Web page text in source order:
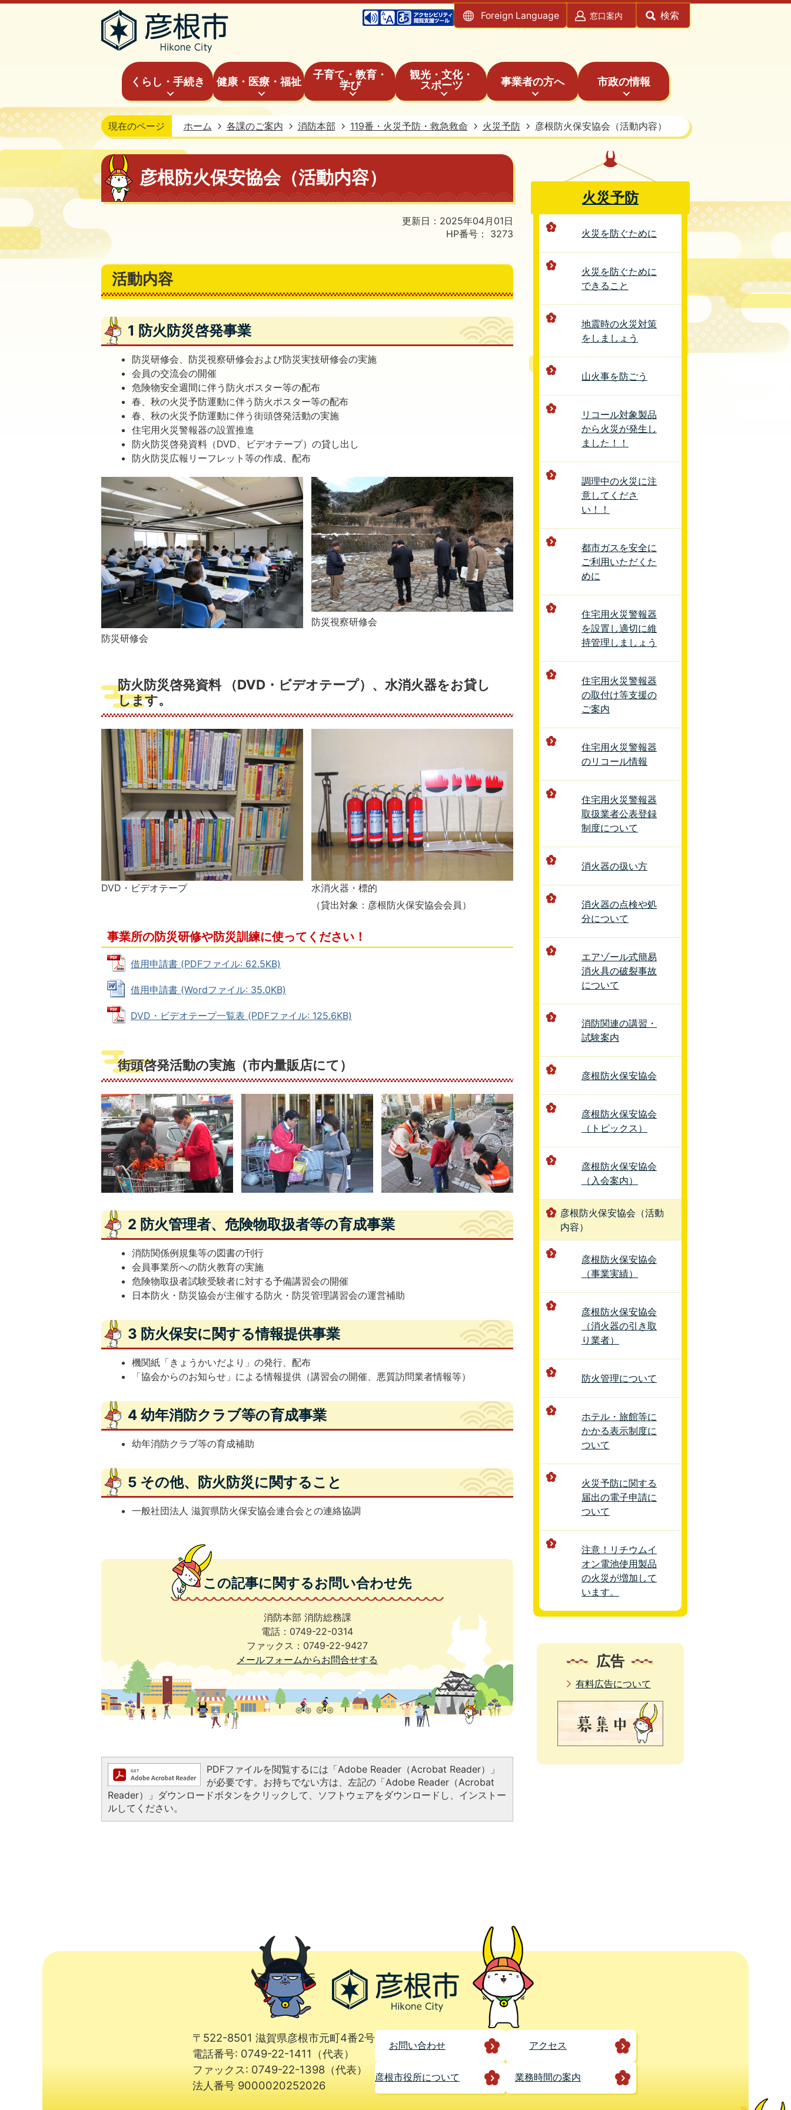
Foreign Language 窓口案内 検索
くらし・手続き 健康・医療・福祉
子育て・教育・
学び
観光・文化・
スポーツ
事業者の方へ 市政の情報
現在のページ ホーム 各課のご案内 消防本部 119番・火災予防・救急救命 火災予防 彦根防火保安協会（活動内容）
彦根防火保安協会（活動内容）
更新日：2025年04月01日
HP番号：
3273
活動内容
1 防火防災啓発事業
防災研修会、防災視察研修会および防災実技研修会の実施
会員の交流会の開催
危険物安全週間に伴う防火ポスター等の配布
春、秋の火災予防運動に伴う防火ポスター等の配布
春、秋の火災予防運動に伴う街頭啓発活動の実施
住宅用火災警報器の設置推進
防火防災啓発資料（DVD、ビデオテープ）の貸し出し
防火防災広報リーフレット等の作成、配布
防災研修会
防災視察研修会
防火防災啓発資料 （DVD・ビデオテープ）、水消火器をお貸し
します。
DVD・ビデオテープ
水消火器・標的
（貸出対象：彦根防火保安協会会員）
事業所の防災研修や防災訓練に使ってください！
借用申請書 (PDFファイル: 62.5KB)
借用申請書 (Wordファイル: 35.0KB)
DVD・ビデオテープ一覧表 (PDFファイル: 125.6KB)
街頭啓発活動の実施（市内量販店にて）
2 防火管理者、危険物取扱者等の育成事業
消防関係例規集等の図書の刊行
会員事業所への防火教育の実施
危険物取扱者試験受験者に対する予備講習会の開催
日本防火・防災協会が主催する防火・防災管理講習会の運営補助
3 防火保安に関する情報提供事業
機関紙「きょうかいだより」の発行、配布
「協会からのお知らせ」による情報提供（講習会の開催、悪質訪問業者情報等）
4 幼年消防クラブ等の育成事業
幼年消防クラブ等の育成補助
5 その他、防火防災に関すること
一般社団法人 滋賀県防火保安協会連合会との連絡協調
この記事に関するお問い合わせ先
消防本部 消防総務課
電話：0749-22-0314
ファックス：0749-22-9427
メールフォームからお問合せする
PDFファイルを閲覧するには「Adobe Reader（Acrobat Reader）」
が必要です。お持ちでない方は、左記の「Adobe Reader（Acrobat
Reader）」ダウンロードボタンをクリックして、ソフトウェアをダウンロードし、インストー
ルしてください。
火災予防
火災を防ぐために
火災を防ぐために
できること
地震時の火災対策
をしましょう
山火事を防ごう
リコール対象製品
から火災が発生し
ました！！
調理中の火災に注
意してくださ
い！！
都市ガスを安全に
ご利用いただくた
めに
住宅用火災警報器
を設置し適切に維
持管理しましょう
住宅用火災警報器
の取付け等支援の
ご案内
住宅用火災警報器
のリコール情報
住宅用火災警報器
取扱業者公表登録
制度について
消火器の扱い方
消火器の点検や処
分について
エアゾール式簡易
消火具の破裂事故
について
消防関連の講習・
試験案内
彦根防火保安協会
彦根防火保安協会
（トピックス）
彦根防火保安協会
（入会案内）
彦根防火保安協会（活動
内容）
彦根防火保安協会
（事業実績）
彦根防火保安協会
（消火器の引き取
り業者）
防火管理について
ホテル・旅館等に
かかる表示制度に
ついて
火災予防に関する
届出の電子申請に
ついて
注意！リチウムイ
オン電池使用製品
の火災が増加して
います。
広告
有料広告について
〒522-8501 滋賀県彦根市元町4番2号
電話番号: 0749-22-1411（代表）
ファックス: 0749-22-1398（代表）
法人番号 9000020252026
お問い合わせ アクセス
彦根市役所について 業務時間の案内